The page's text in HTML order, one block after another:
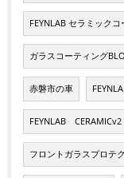
FEYNLAB セラミック
ガラスコーティング
赤磐市の車
FEYNLAB CERAMICv2
フロントガラスプロテ